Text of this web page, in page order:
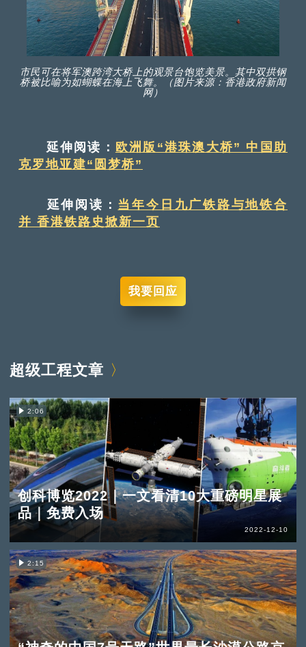
市民可在将军澳跨湾大桥上的观景台饱览美景。其中双拱钢
桥被比喻为如蝴蝶在海上飞舞。（图片来源：香港政府新闻
网）
延伸阅读： 欧洲版“港珠澳大桥” 中国助
克罗地亚建“圆梦桥”
延伸阅读： 当年今日九广铁路与地铁合
并 香港铁路史掀新一页
我要回应
超级工程文章
2:06
创科博览2022｜一文看清10大重磅明星展
品｜免费入场
2022-12-10
2:15